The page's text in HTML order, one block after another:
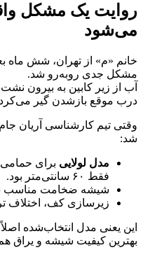
روایت یک مشکل
می‌شود
خانم «م» از تهران، شش ماه
مشکل جدی روبه‌رو شد.
آب از زیر کابین به بیرون
درب موقع بازشدن گیر
وقتی تیم کارشناسی آریان
شد:
مدل لولایی برای
فقط ۶۰ سانتی‌متر بود.
شیشه ضخامت مناسب
زیرسازی کف، اختلاف تراز ۱.۵ سانتی‌متری
این یعنی مدل انتخاب‌شده
بهترین کیفیت شیشه و یراق